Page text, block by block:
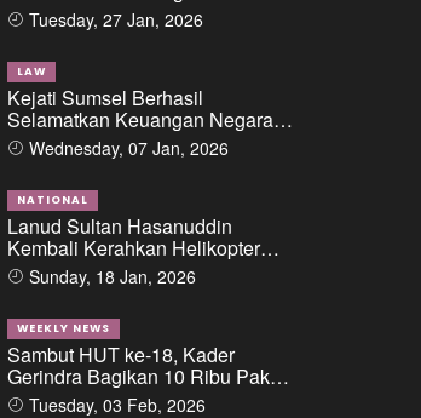
Perusahaan Transoprtasi Online
Tuesday, 27 Jan, 2026
LAW
Kejati Sumsel Berhasil
Selamatkan Keuangan Negara
Sebesar 616 Milyar Dalam
Perkara Dugaan Tipikor
Pemberian Fasilitas
Pinjaman/Kredit Dari Salah Satu
Bank Pemerintah Kepada PT.
BSS Dan PT. SAL
Wednesday, 07 Jan, 2026
NATIONAL
Lanud Sultan Hasanuddin
Kembali Kerahkan Helikopter
Caracal Dan Boeing Intai
Strategis, Lokasi Jatuhnya
Pesawat ATR 42-500 Berhasil
Diidentifikasi
Sunday, 18 Jan, 2026
WEEKLY NEWS
Sambut HUT ke-18, Kader
Gerindra Bagikan 10 Ribu Paket
Sembako di Sumut
Tuesday, 03 Feb, 2026